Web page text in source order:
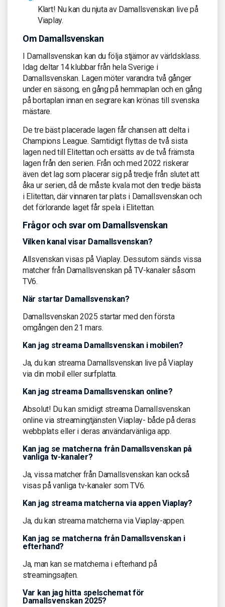
Klart! Nu kan du njuta av Damallsvenskan live på
Viaplay.
Om Damallsvenskan
I Damallsvenskan kan du följa stjärnor av världsklass.
Idag deltar 14 klubbar från hela Sverige i
Damallsvenskan. Lagen möter varandra två gånger
under en säsong, en gång på hemmaplan och en gång
på bortaplan innan en segrare kan krönas till svenska
mästare.
De tre bäst placerade lagen får chansen att delta i
Champions League. Samtidigt flyttas de två sista
lagen ned till Elitettan och ersätts av de två främsta
lagen från den serien. Från och med 2022 riskerar
även det lag som placerar sig på tredje från slutet att
åka ur serien, då de måste kvala mot den tredje bästa
i Elitettan, där vinnaren tar plats i Damallsvenskan och
det förlorande laget får spela i Elitettan.
Frågor och svar om Damallsvenskan
Vilken kanal visar Damallsvenskan?
Allsvenskan visas på Viaplay. Dessutom sänds vissa
matcher från Damallsvenskan på TV-kanaler såsom
TV6.
När startar Damallsvenskan?
Damallsvenskan 2025 startar med den första
omgången den 21 mars.
Kan jag streama Damallsvenskan i mobilen?
Ja, du kan streama Damallsvenskan live på Viaplay
via din mobil eller surfplatta.
Kan jag streama Damallsvenskan online?
Absolut! Du kan smidigt streama Damallsvenskan
online via streamingtjänsten Viaplay- både på deras
webbplats eller i deras användarvänliga app.
Kan jag se matcherna från Damallsvenskan på
vanliga tv-kanaler?
Ja, vissa matcher från Damallsvenskan kan också
visas på vanliga tv-kanaler som TV6.
Kan jag streama matcherna via appen Viaplay?
Ja, du kan streama matcherna via Viaplay-appen.
Kan jag se matcherna från Damallsvenskan i
efterhand?
Ja, man kan se matcherna i efterhand på
streamingsajten.
Var kan jag hitta spelschemat för
Damallsvenskan 2025?